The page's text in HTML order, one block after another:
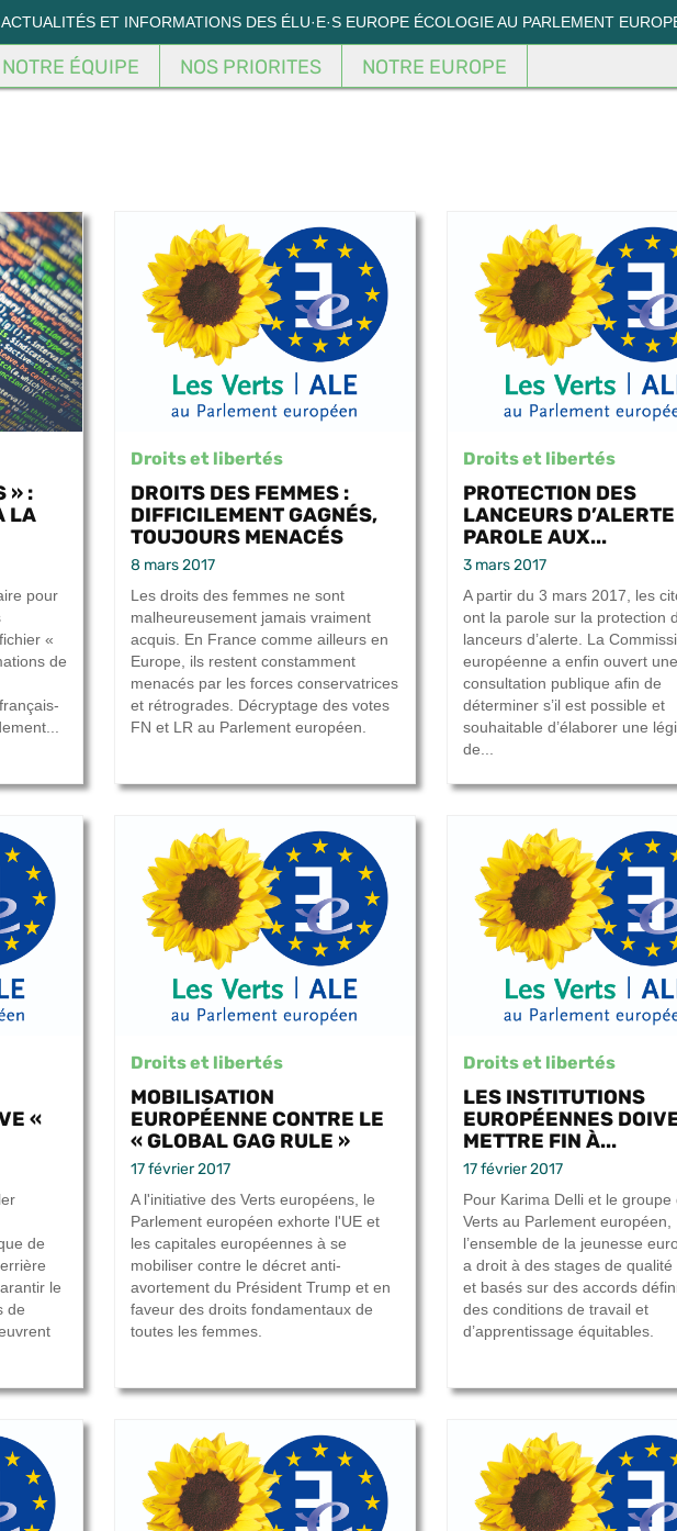
ACTUALITÉS ET INFORMATIONS DES ÉLU·E·S EUROPE ÉCOLOGIE AU PARLEMENT
NOTRE ÉQUIPE NOS PRIORITES NOTRE EUROPE
» :
LA
pour
«
de
Droits et libertés
DROITS DES FEMMES :
DIFFICILEMENT GAGNÉS,
TOUJOURS MENACÉS
8 mars 2017
Les droits des femmes ne sont
malheureusement jamais vraiment
acquis. En France comme ailleurs en
Europe, ils restent constamment
menacés par les forces conservatrices
et rétrogrades. Décryptage des votes
FN et LR au Parlement européen.
Droits et libertés
PROTECTION DES
LANCEURS
PAROLE AUX...
3 mars 2017
A partir du 3 mars 2017, les
ont la parole sur la protection
lanceurs d’alerte. La
européenne a enfin ouvert une
consultation publique afin de
déterminer s’il est possible et
souhaitable d’élaborer une
de...
«
de
le
de
Droits et libertés
MOBILISATION
EUROPÉENNE CONTRE LE
« GLOBAL GAG RULE »
17 février 2017
A l'initiative des Verts européens, le
Parlement européen exhorte l'UE et
les capitales européennes à se
mobiliser contre le décret anti-
avortement du Président Trump et en
faveur des droits fondamentaux de
toutes les femmes.
Droits et libertés
LES INSTITUTIONS
EUROPÉENNES
METTRE FIN À...
17 février 2017
Pour Karima Delli et le groupe
Verts au Parlement européen,
l’ensemble de la jeunesse
a droit à des stages de qualité
et basés sur des accords
des conditions de travail et
d’apprentissage équitables.